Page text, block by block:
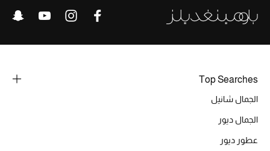
جميع الملابس النسائية
جميع الحقائب النسائية
Top Searches
الجمال شانيل
الجمال ديور
عطور ديور